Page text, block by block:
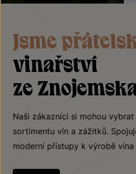
Jsme
vinařství
ze
Naši zákazníci si mohou
sortimentu vín a zážitků.
moderní přístupy k výrobě vína